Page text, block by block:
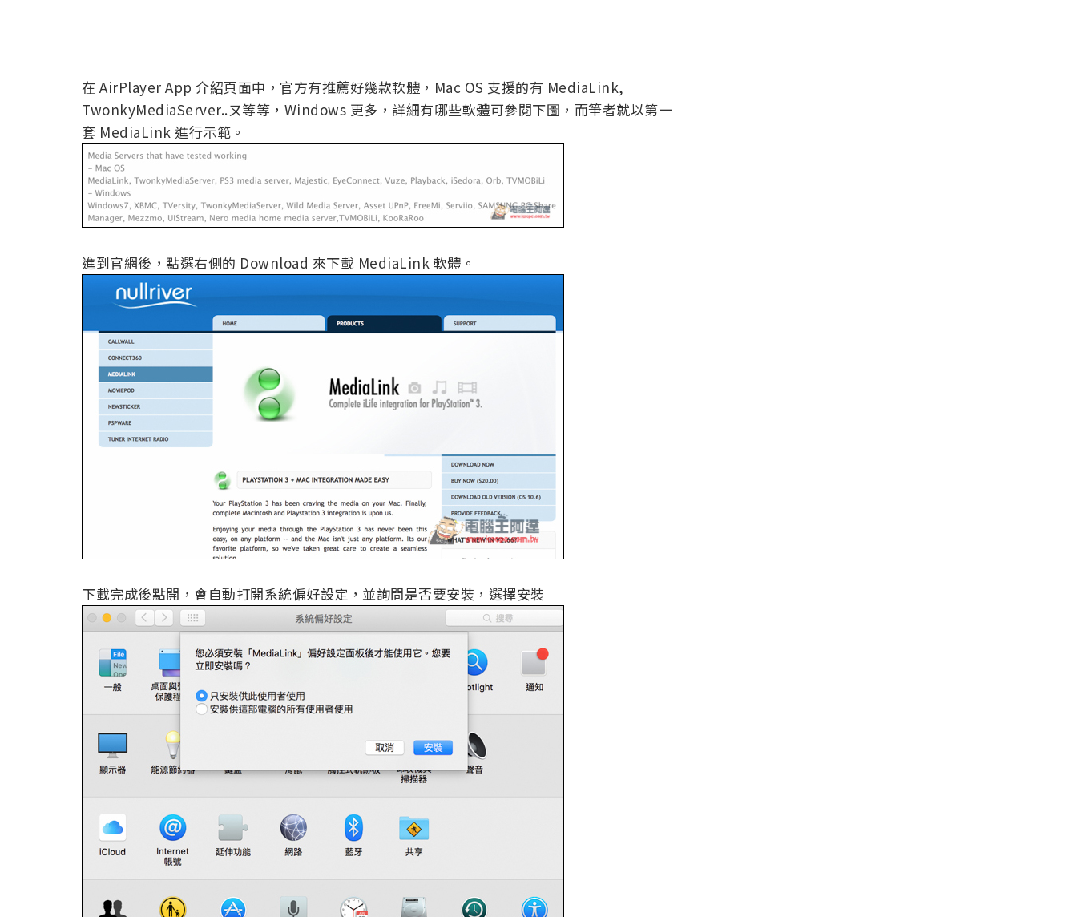
在 AirPlayer App 介紹頁面中，官方有推薦好幾款軟體，Mac OS 支援的有 MediaLink,
TwonkyMediaServer..ㄡ等等，Windows 更多，詳細有哪些軟體可參閱下圖，而筆者就以第一
套 MediaLink 進行示範。
進到官網後，點選右側的 Download 來下載 MediaLink 軟體。
下載完成後點開，會自動打開系統偏好設定，並詢問是否要安裝，選擇安裝